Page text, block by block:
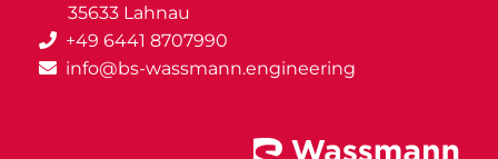
35633 Lahnau
+49 6441 8707990
info@bs-wassmann.engineering